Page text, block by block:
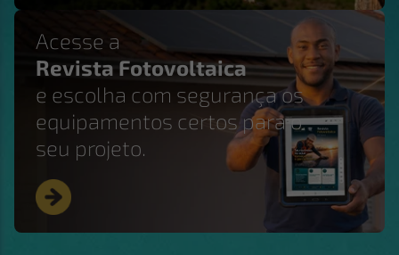
Acesse a
Revista Fotovoltaica
e escolha com segurança os
equipamentos certos para o
seu projeto.